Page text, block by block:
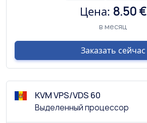
Цена: 8.50 €
в месяц
Заказать сейчас
KVM VPS/VDS 60
Выделенный процессор